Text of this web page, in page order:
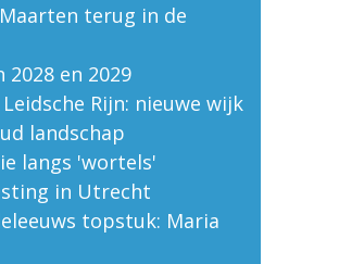
terug in de
en 2029
Rijn: nieuwe wijk
landschap
langs 'wortels'
in Utrecht
topstuk: Maria